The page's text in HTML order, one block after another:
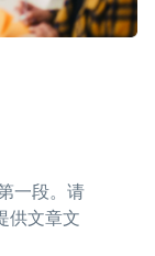
一段。请
供文章文